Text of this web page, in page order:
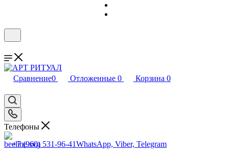
Сравнение0 Отложенные 0 Корзина 0
Телефоны
+7 (960) 531-96-41WhatsApp, Viber, Telegram